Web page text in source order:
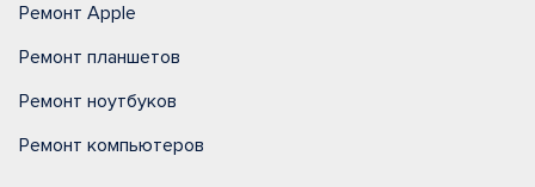
Ремонт Apple
Ремонт планшетов
Ремонт ноутбуков
Ремонт компьютеров